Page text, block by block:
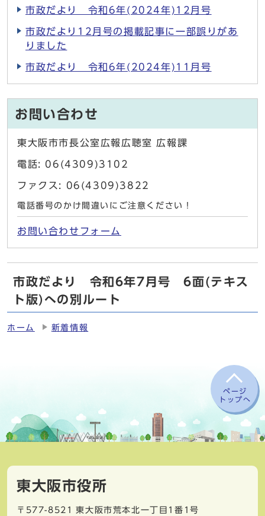
市政だより 令和6年(2024年)12月号
市政だより12月号の掲載記事に一部誤りがあ
りました
市政だより 令和6年(2024年)11月号
お問い合わせ
東大阪市市長公室広報広聴室 広報課
電話: 06(4309)3102
ファクス: 06(4309)3822
電話番号のかけ間違いにご注意ください！
お問い合わせフォーム
市政だより 令和6年7月号 6面(テキス
ト版)への別ルート
ホーム 新着情報
ページ
トップへ
東大阪市役所
〒577-8521 東大阪市荒本北一丁目1番1号